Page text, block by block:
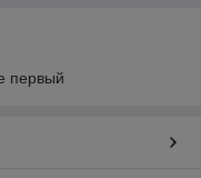
первый